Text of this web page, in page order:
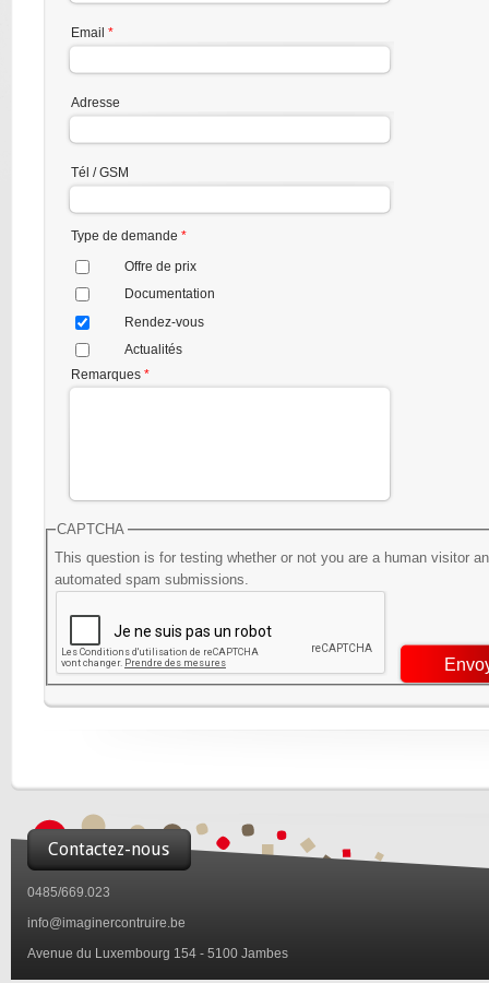
Email *
Adresse
Tél / GSM
Type de demande *
Offre de prix
Documentation
Rendez-vous
Actualités
Remarques *
CAPTCHA
This question is for testing whether or not you are a human visitor
automated spam submissions.
Contactez-nous
0485/669.023
info@imaginercontruire.be
Avenue du Luxembourg 154 - 5100 Jambes